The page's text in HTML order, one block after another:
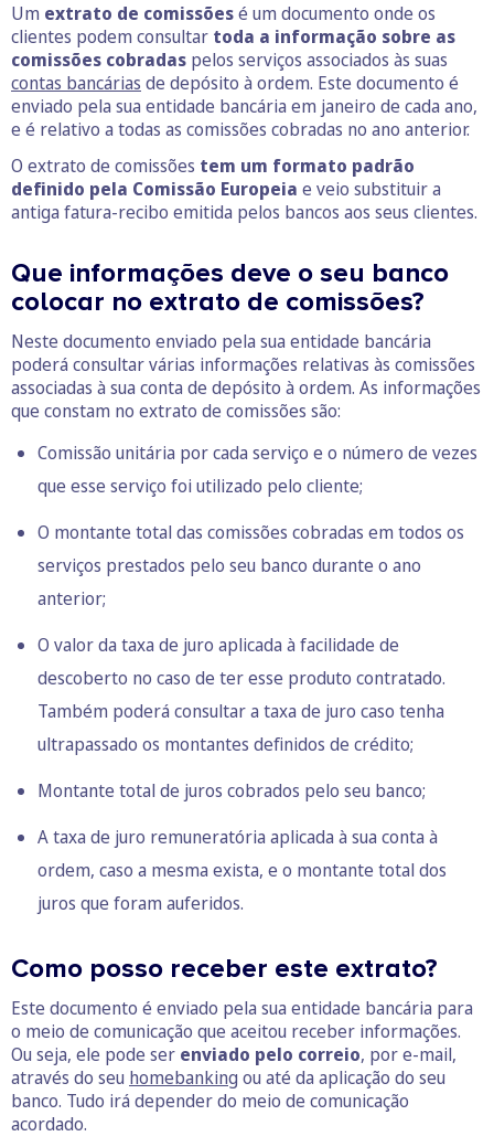
Um extrato de comissõesé um documento onde os
clientes podem consultar toda a informação sobre as
comissões cobradas pelos serviços associados às suas
contas bancárias de depósito à ordem. Este documento é
enviado pela sua entidade bancária em janeiro de cada ano,
e é relativo a todas as comissões cobradas no ano anterior.
O extrato de comissões tem um formato padrão
definido pela Comissão Europeia e veio substituir a
antiga fatura-recibo emitida pelos bancos aos seus clientes.
Que informações deve o seu banco
colocar no extrato de comissões?
Neste documento enviado pela sua entidade bancária
poderá consultar várias informações relativas às comissões
associadas à sua conta de depósito à ordem. As informações
que constam no extrato de comissões são:
Comissão unitária por cada serviço e o número de vezes
que esse serviço foi utilizado pelo cliente;
O montante total das comissões cobradas em todos os
serviços prestados pelo seu banco durante o ano
anterior;
O valor da taxa de juro aplicada à facilidade de
descoberto no caso de ter esse produto contratado.
Também poderá consultar a taxa de juro caso tenha
ultrapassado os montantes definidos de crédito;
Montante total de juros cobrados pelo seu banco;
A taxa de juro remuneratória aplicada à sua conta à
ordem, caso a mesma exista, e o montante total dos
juros que foram auferidos.
Como posso receber este extrato?
Este documento é enviado pela sua entidade bancária para
o meio de comunicação que aceitou receber informações.
Ou seja, ele pode ser enviado pelo correio, por e-mail,
através do seu homebanking ou até da aplicação do seu
banco. Tudo irá depender do meio de comunicação
acordado.